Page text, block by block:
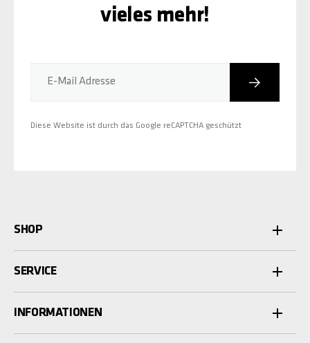
E-Mail Adresse
Diese Website ist durch das Google reCAPTCHA geschützt
vieles mehr!
SHOP
SERVICE
INFORMATIONEN